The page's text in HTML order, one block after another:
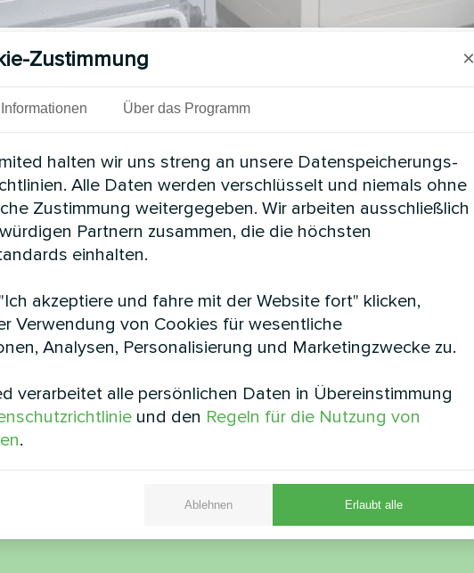
Cafe Betonwerk
Zustimmung ×
Informationen Über das Programm
halten wir uns streng an unsere Datenspeicherungs-
Alle Daten werden verschlüsselt und niemals ohne
Zustimmung weitergegeben. Wir arbeiten ausschließlich
Partnern zusammen, die die höchsten
einhalten.
akzeptiere und fahre mit der Website fort" klicken,
Verwendung von Cookies für wesentliche
Analysen, Personalisierung und Marketingzwecke zu.
verarbeitet alle persönlichen Daten in Übereinstimmung
und den Regeln für die Nutzung von
.
Ablehnen Erlaubt alle